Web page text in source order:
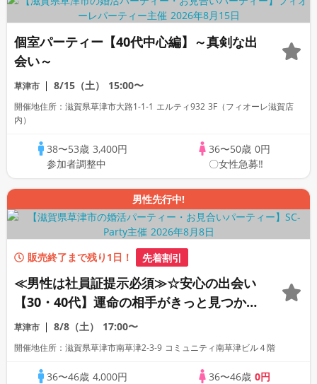
個室パーティー【40代中心編】～真剣な出
会い～
草津市 8/15（土） 15:00〜
開催地住所：滋賀県草津市大路1-1-1 エルティ932 3F（フィオーレ滋賀店
内）
38〜53歳 3,400円
参加者調整中
36〜50歳 0円
〇女性急募‼
男性先行中!
販売終了まで残り1日！ 先着割引
≪男性は社員証提示必須≫☆安心の出会い
【30・40代】運命の相手がきっと見つか
る！半個室で初心者でも安心パーティー♡
草津市 8/8（土） 17:00〜
開催地住所：滋賀県草津市南草津2-3-9 コミュニティ南草津ビル４階
36〜46歳 4,000円
36〜46歳 0円